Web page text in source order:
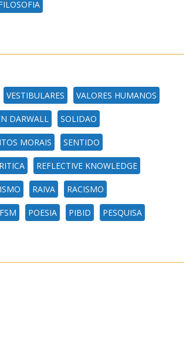
VESTIBULARES VALORES HUMANOS
DARWALL SOLIDAO
MORAIS SENTIDO
REFLECTIVE KNOWLEDGE
RAIVA RACISMO
POESIA PIBID PESQUISA